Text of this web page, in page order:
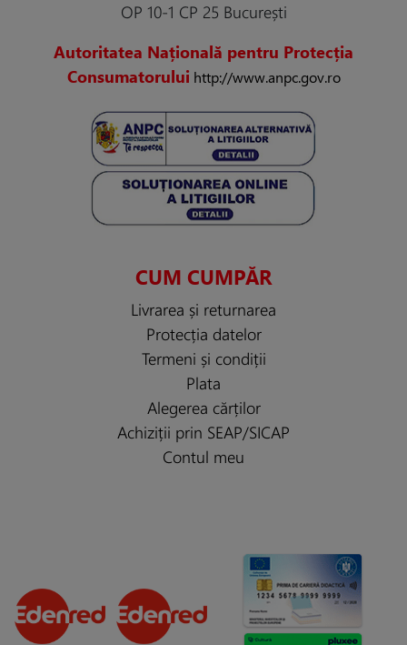
OP 10-1 CP 25 București
Autoritatea Națională pentru Protecția
Consumatorului http://www.anpc.gov.ro
CUM CUMPĂR
Livrarea și returnarea
Protecția datelor
Termeni și condiții
Plata
Alegerea cărților
Achiziții prin SEAP/SICAP
Contul meu